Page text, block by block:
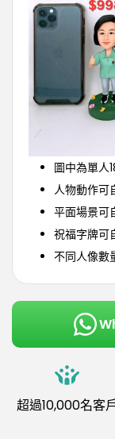
圖中為單
人物動作可
平面場景可
祝福字牌可
不同人像
超過10,000名客